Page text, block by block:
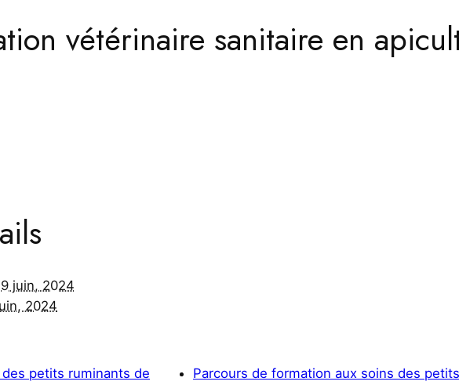
vétérinaire sanitaire en
juin, 2024
2024
petits ruminants de
Parcours de formation aux soins des